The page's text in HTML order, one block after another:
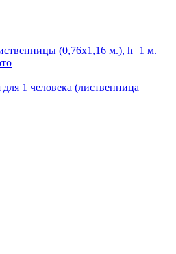
1 человека (лиственница